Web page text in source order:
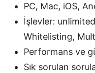
PC, Mac, iOS,
İşlevler:
Whitelisting,
Performans ve
Sık sorulan